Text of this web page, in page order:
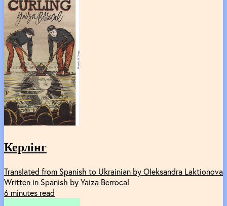
Керлінг
Translated from Spanish to Ukrainian by Oleksandra Laktionova
Written in Spanish by Yaiza Berrocal
6 minutes read